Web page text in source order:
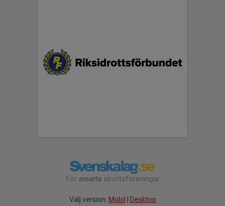
För smarta idrottsföreningar
Välj version: Mobil Desktop